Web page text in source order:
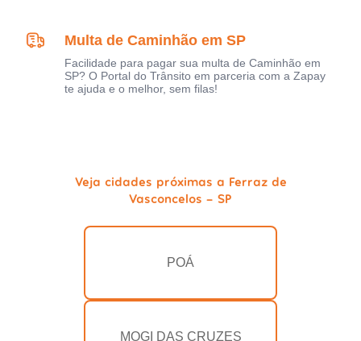
Multa de Caminhão em SP
Facilidade para pagar sua multa de Caminhão em
SP? O Portal do Trânsito em parceria com a Zapay
te ajuda e o melhor, sem filas!
Veja cidades próximas a Ferraz de
Vasconcelos - SP
POÁ
MOGI DAS CRUZES